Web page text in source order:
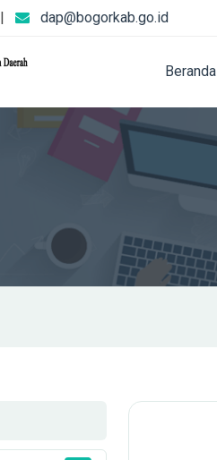
| dap@bogorkab.go.id
Beranda